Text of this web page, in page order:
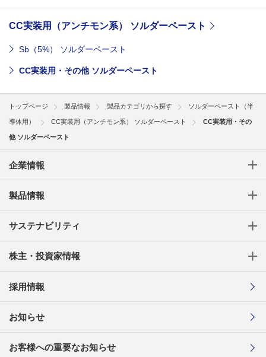
CC実装用（アンチモン系） ソルダーペースト
Sb（5%） ソルダーペースト
CC実装用・その他 ソルダーペースト
トップページ 製品情報 製品カテゴリから探す ソルダーペースト（半
導体用） CC実装用（アンチモン系） ソルダーペースト CC実装用・その
他 ソルダーペースト
企業情報
製品情報
サステナビリティ
株主・投資家情報
採用情報
お知らせ
お客様への重要なお知らせ